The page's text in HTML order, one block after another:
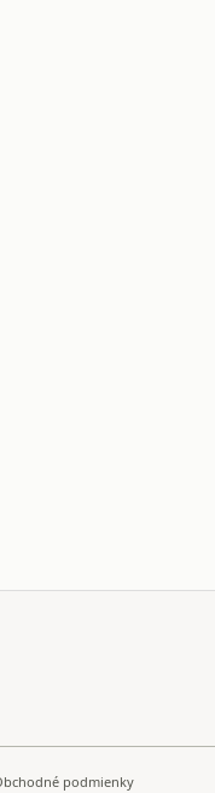
podmienky